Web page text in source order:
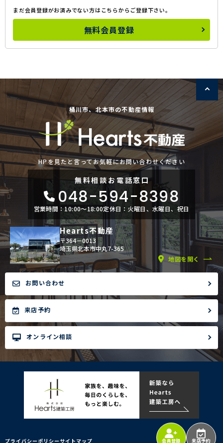
まだ会員登録がお済みでない方はこちらからご登録下さい。
無料会員登録
会員登録 来店予約
桶川市、北本市の不動産情報
HPを見たと言ってお気軽にお問い合わせください
無料相談お電話窓口
048-594-8398
営業時間：10:00〜18:00定休日：火曜日、水曜日、祝日
Hearts不動産
〒364－0013
埼玉県北本市中丸7-365
地図を開く
お問い合わせ
来店予約
オンライン相談
プライバシーポリシー サイトマップ